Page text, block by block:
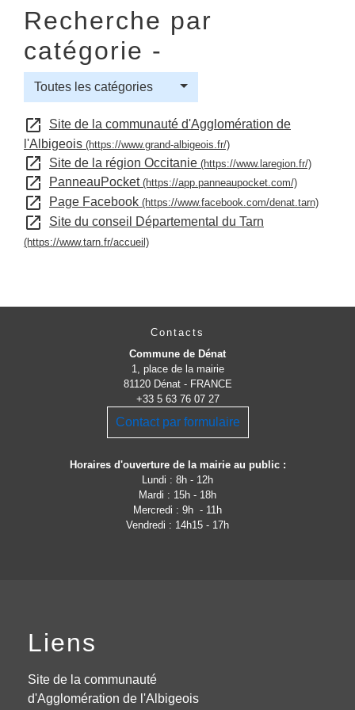
Recherche par
catégorie -
Toutes les catégories
open_in_new
Site de la communauté d'Agglomération de
l'Albigeois (https://www.grand-albigeois.fr/)
open_in_new Site de la région Occitanie (https://www.laregion.fr/)
open_in_new PanneauPocket(https://app.panneaupocket.com/)
open_in_new Page Facebook (https://www.facebook.com/denat.tarn)
open_in_new Site du conseil Départemental du Tarn
(https://www.tarn.fr/accueil)
Contacts
Commune de Dénat
1, place de la mairie
81120 Dénat - FRANCE
+33 5 63 76 07 27
Contact par formulaire
Horaires d'ouverture de la mairie au public :
Lundi : 8h - 12h
Mardi : 15h - 18h
Mercredi : 9h - 11h
Vendredi : 14h15 - 17h
Liens
Site de la communauté
d'Agglomération de l'Albigeois